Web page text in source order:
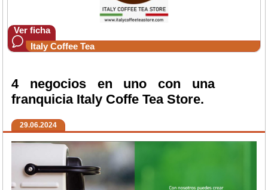
Ver ficha
Italy Coffee Tea
4 negocios en uno con una
franquicia Italy Coffe Tea Store.
29.06.2024